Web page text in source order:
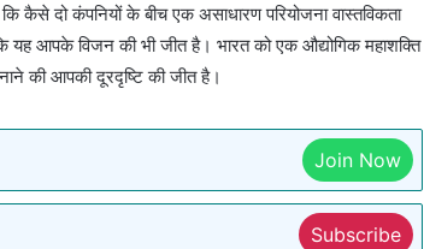
दो कंपनियों के बीच एक असाधारण परियोजना वास्तविकता
यह आपके विजन की भी जीत है। भारत को एक औद्योगिक महाशक्ति
की आपकी दूरदृष्टि की जीत है।
Join Now
Subscribe